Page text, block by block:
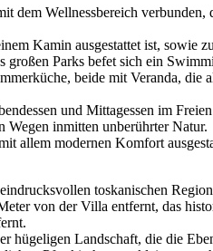
dem Wellnessbereich verbunden,
Kamin ausgestattet ist, sowie
großen Parks befet sich ein
beide mit Veranda, die
und Mittagessen im
Wegen inmitten unberührter Natur.
allem modernen Komfort
toskanischen
von der Villa entfernt, das
hügeligen Landschaft, die die